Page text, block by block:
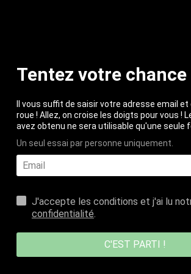
Subscribe to
Saisissez votre e-
Tentez votre chance
Il vous suffit de saisir votre adresse email
roue ! Allez, on croise les doigts pour vous !
avez obtenu ne sera utilisable qu'une seule
Un seul essai par personne uniquement.
J'accepte les conditions et j'ai lu
confidentialité.
C'EST PARTI !